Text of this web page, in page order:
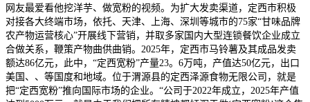
网友最爱看他挖洋芋、做宽粉的视频。为扩大发卖渠道，定西市积极
对接各大终端市场，依托、天津、上海、深圳等城市的75家“甘味品牌
农产物运营核心”开展线下营销，并取多家国内大型连锁餐饮企业成立
合做关系，鞭策产物曲供曲销。2025年，定西市马铃薯及其成品发卖
额达86亿元，此中，“定西宽粉”产量23。6万吨，产值达50亿元，出口
美国、、等国度和地域。位于渭源县的定西泽源食物无限公司，就是
把“定西宽粉”推向国际市场的企业。“公司于2022年成立，2025年产值